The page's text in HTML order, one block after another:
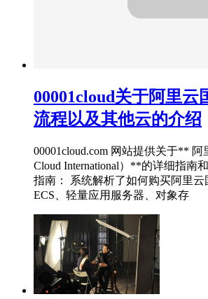
00001cloud关于阿里云
流程以及其他云的介绍
00001cloud.com 网站提供关于** 阿
Cloud International）**的详细指南
指南： 系统解析了如何购买阿里
ECS、轻量应用服务器、对象存